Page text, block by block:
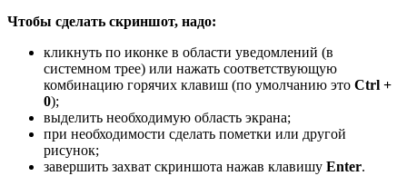
Чтобы сделать скриншот, надо:
кликнуть по иконке в области уведомлений (в
системном трее) или нажать соответствующую
комбинацию горячих клавиш (по умолчанию это Ctrl +
0);
выделить необходимую область экрана;
при необходимости сделать пометки или другой
рисунок;
завершить захват скриншота нажав клавишу Enter.